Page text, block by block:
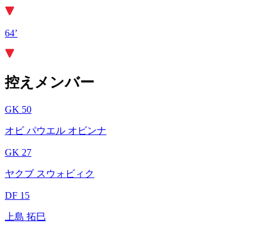
64’
控えメンバー
GK 50
オビ パウエル オビンナ
GK 27
ヤクブ スウォビィク
DF 15
上島 拓巳